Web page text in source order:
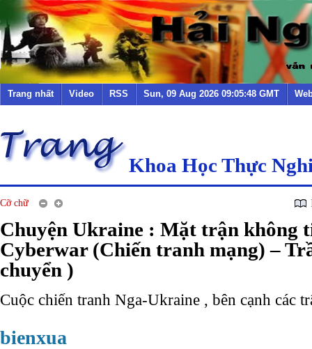
Trang nhất Video RSS Sun, 09 Aug 2026 09:05:48 GMT
Khoa Học Thực
Cỡ chữ
Chuyện Ukraine : Mặt trận không
Cyberwar (Chiến tranh mạng) –
chuyển )
Cuộc chiến tranh Nga-Ukraine , bên cạnh các
bienxua